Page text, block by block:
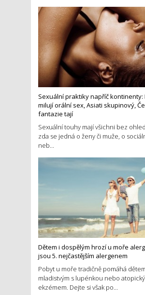
Sexuální praktiky napříč kontinenty:
milují orální sex, Asiati skupinový,
fantazie tají
Sexuální touhy mají všichni bez
zda se jedná o ženy či muže, o
neb...
Dětem i dospělým hrozí u moře
jsou 5. nejčastějším alergenem
Pobyt u moře tradičně pomáhá
mladistvým s lupénkou nebo
ekzémem. Dejte si však po...